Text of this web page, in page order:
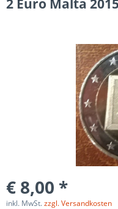
2 Euro Malta
€ 8,00 *
inkl. MwSt.zzgl. Versandkosten